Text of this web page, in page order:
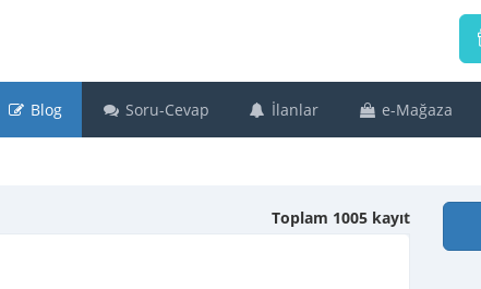
Blog Soru-Cevap İlanlar e-Mağaza
Toplam 1005 kayıt